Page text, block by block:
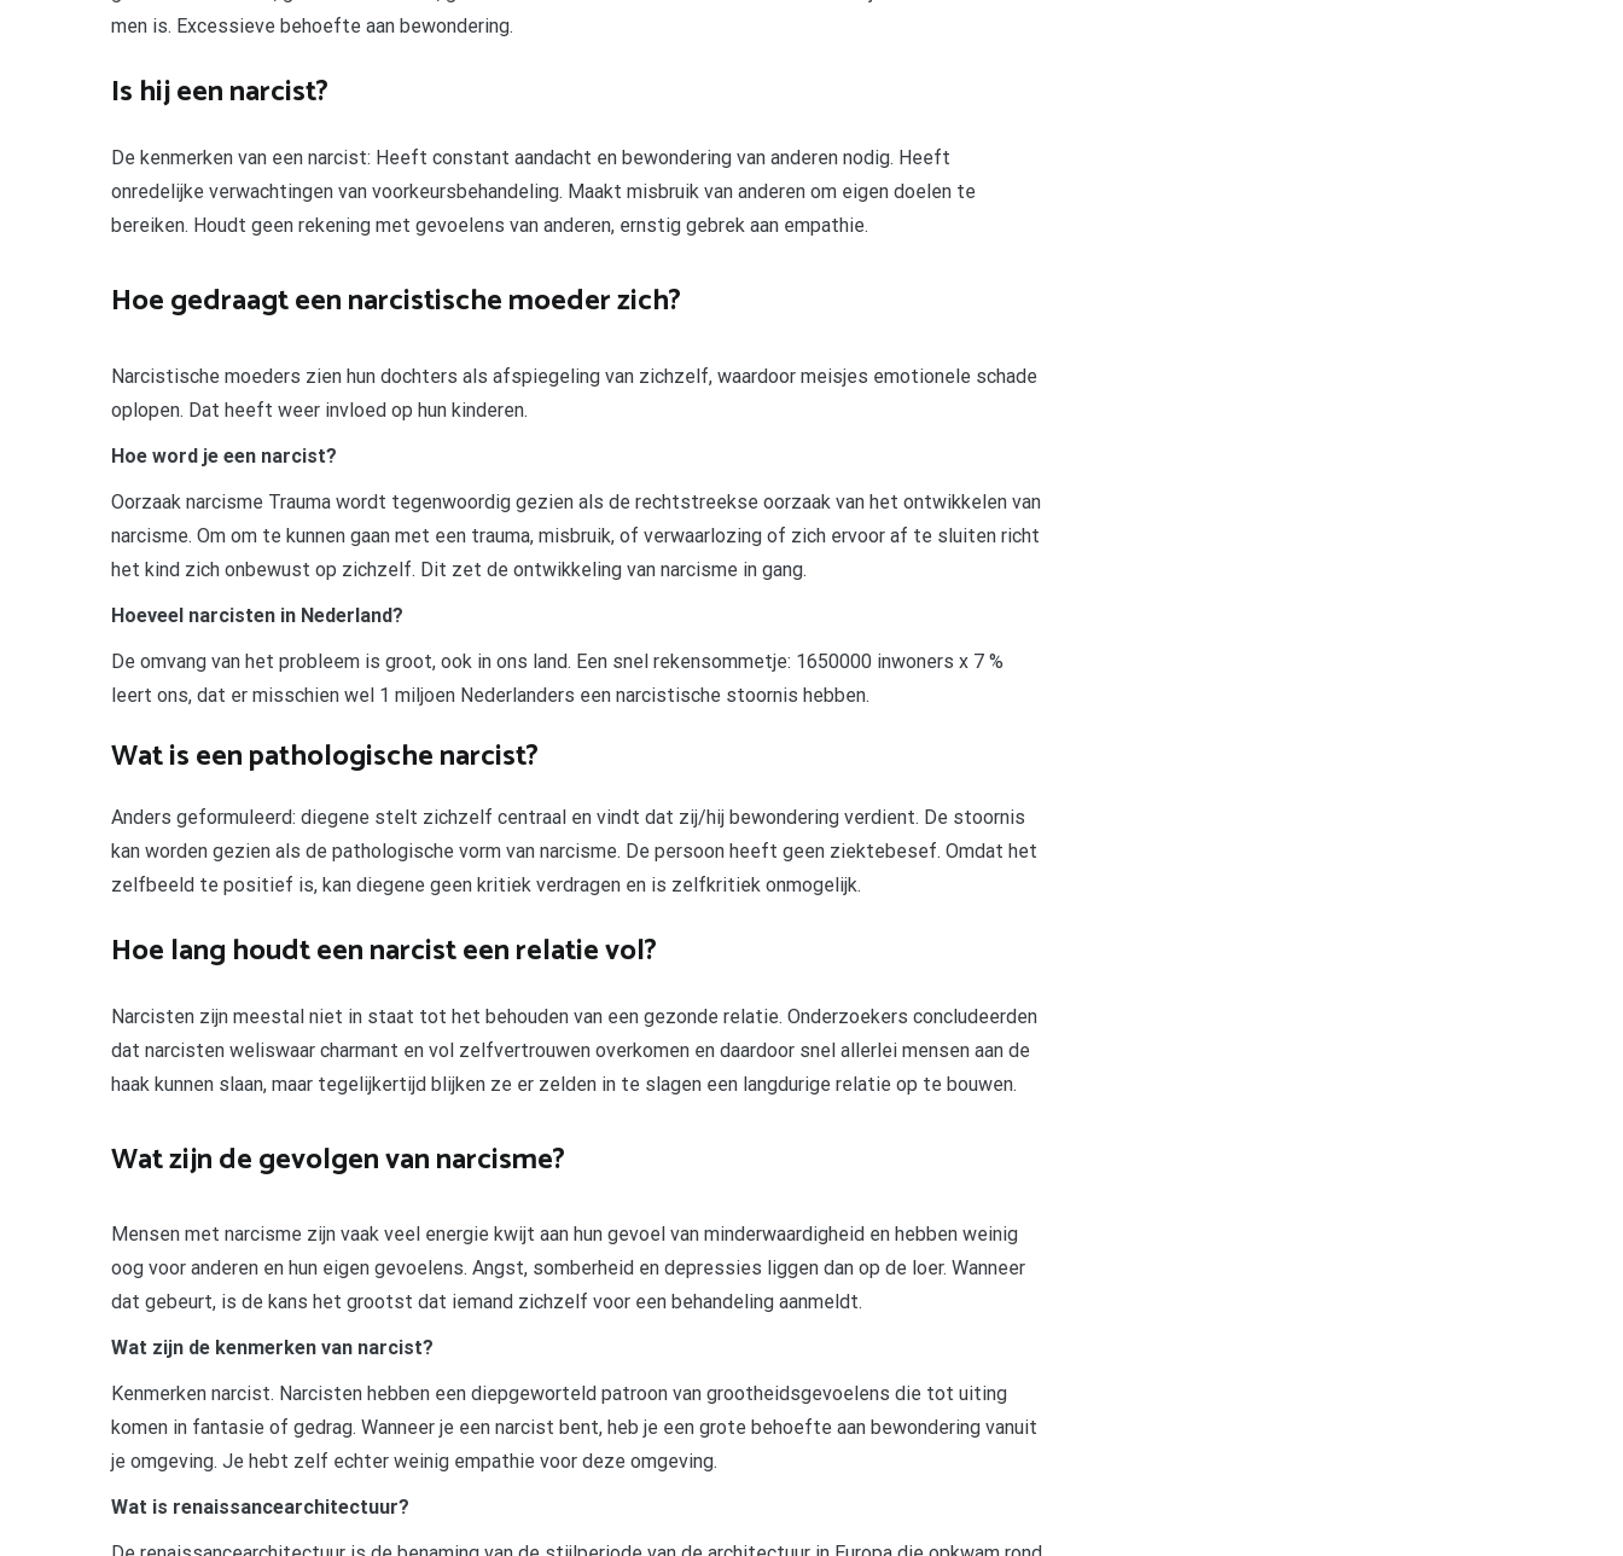
men is. Excessieve behoefte aan bewondering.
Is hij een narcist?
De kenmerken van een narcist: Heeft constant aandacht en bewondering van anderen nodig. Heeft
onredelijke verwachtingen van voorkeursbehandeling. Maakt misbruik van anderen om eigen doelen te
bereiken. Houdt geen rekening met gevoelens van anderen, ernstig gebrek aan empathie.
Hoe gedraagt een narcistische moeder zich?
Narcistische moeders zien hun dochters als afspiegeling van zichzelf, waardoor meisjes emotionele schade
oplopen. Dat heeft weer invloed op hun kinderen.
Hoe word je een narcist?
Oorzaak narcisme Trauma wordt tegenwoordig gezien als de rechtstreekse oorzaak van het ontwikkelen van
narcisme. Om om te kunnen gaan met een trauma, misbruik, of verwaarlozing of zich ervoor af te sluiten richt
het kind zich onbewust op zichzelf. Dit zet de ontwikkeling van narcisme in gang.
Hoeveel narcisten in Nederland?
De omvang van het probleem is groot, ook in ons land. Een snel rekensommetje: 1650000 inwoners x 7 %
leert ons, dat er misschien wel 1 miljoen Nederlanders een narcistische stoornis hebben.
Wat is een pathologische narcist?
Anders geformuleerd: diegene stelt zichzelf centraal en vindt dat zij/hij bewondering verdient. De stoornis
kan worden gezien als de pathologische vorm van narcisme. De persoon heeft geen ziektebesef. Omdat het
zelfbeeld te positief is, kan diegene geen kritiek verdragen en is zelfkritiek onmogelijk.
Hoe lang houdt een narcist een relatie vol?
Narcisten zijn meestal niet in staat tot het behouden van een gezonde relatie. Onderzoekers concludeerden
dat narcisten weliswaar charmant en vol zelfvertrouwen overkomen en daardoor snel allerlei mensen aan de
haak kunnen slaan, maar tegelijkertijd blijken ze er zelden in te slagen een langdurige relatie op te bouwen.
Wat zijn de gevolgen van narcisme?
Mensen met narcisme zijn vaak veel energie kwijt aan hun gevoel van minderwaardigheid en hebben weinig
oog voor anderen en hun eigen gevoelens. Angst, somberheid en depressies liggen dan op de loer. Wanneer
dat gebeurt, is de kans het grootst dat iemand zichzelf voor een behandeling aanmeldt.
Wat zijn de kenmerken van narcist?
Kenmerken narcist. Narcisten hebben een diepgeworteld patroon van grootheidsgevoelens die tot uiting
komen in fantasie of gedrag. Wanneer je een narcist bent, heb je een grote behoefte aan bewondering vanuit
je omgeving. Je hebt zelf echter weinig empathie voor deze omgeving.
Wat is renaissancearchitectuur?